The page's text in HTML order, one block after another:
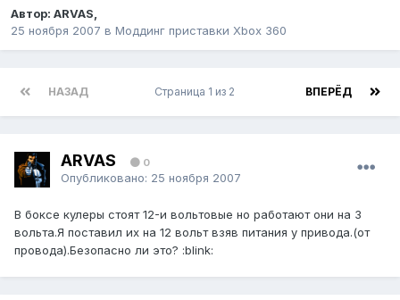
Автор: ARVAS,
25 ноября 2007 в Моддинг приставки Xbox 360
НАЗАД ВПЕРЁД
Страница 1 из 2
ARVAS 0
Опубликовано: 25 ноября 2007
В боксе кулеры стоят 12-и вольтовые но работают они на 3
вольта.Я поставил их на 12 вольт взяв питания у привода.(от
провода).Безопасно ли это? :blink: